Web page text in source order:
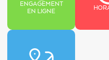
ENGAGEMENT
EN LIGNE